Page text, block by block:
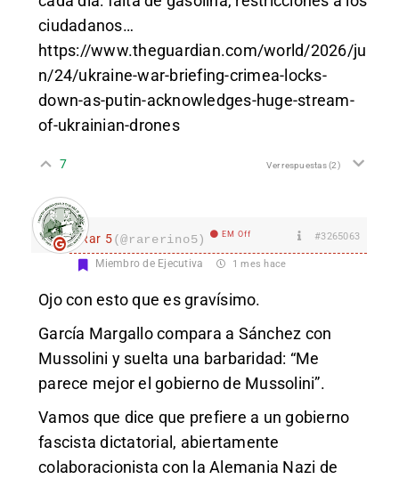
ciudadanos…
https://www.theguardian.com/world/2026/ju
n/24/ukraine-war-briefing-crimea-locks-
down-as-putin-acknowledges-huge-stream-
of-ukrainian-drones
7 Ver respuestas(2)
Rar 5(@rarerino5) EM Off #3265063
Miembro de Ejecutiva 1 mes hace
Ojo con esto que es gravísimo.
García Margallo compara a Sánchez con
Mussolini y suelta una barbaridad: “Me
parece mejor el gobierno de Mussolini”.
Vamos que dice que prefiere a un gobierno
fascista dictatorial, abiertamente
colaboracionista con la Alemania Nazi de